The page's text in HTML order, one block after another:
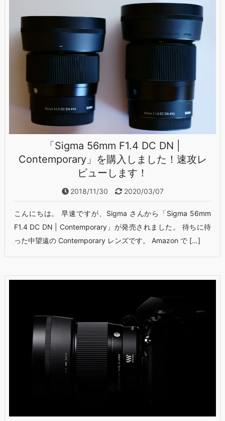
「Sigma 56mm F1.4 DC DN |
Contemporary」を購入しました！速攻レ
ビューします！
2018/11/30 2020/03/07
こんにちは。 早速ですが、Sigma さんから「Sigma 56mm
F1.4 DC DN | Contemporary」が発売されました。 待ちに待
った中望遠の Contemporary レンズです。 Amazon で […]